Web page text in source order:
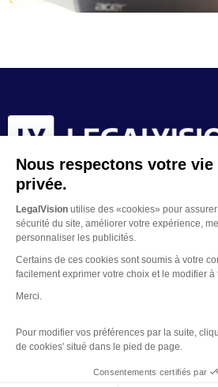
Nous respectons votre vie
privée.
LegalVision utilise des «cookies» pour
sécurité du site, améliorer votre expérience,
personnaliser les publicités.
Certains de ces cookies sont soumis à votre
facilement exprimer votre choix et le modifier à
Merci.
Pour modifier vos préférences par la suite,
de cookies' situé dans le pied de page.
Consentements certifiés par
Mentions Légales